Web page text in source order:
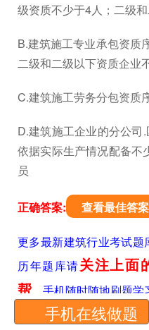
级资质不少于4人；二级
B.建筑施工专业承包资质
二级和二级以下资质企业
C.建筑施工劳务分包资质
D.建筑施工企业的分公司
依据实际生产情况配备不
员
正确答案: 查看最佳答案
更多最新建筑行业考试
历年题库请关注上面
帮 ，手机随时随地刷题学
手机在线做题